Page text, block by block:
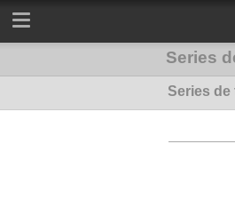
Series
Series
Series